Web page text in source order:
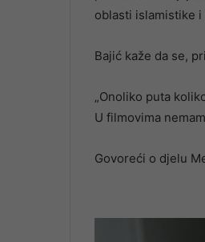
oblasti islamistike
Bajić kaže da se,
„Onoliko puta
U filmovima
Govoreći o djelu